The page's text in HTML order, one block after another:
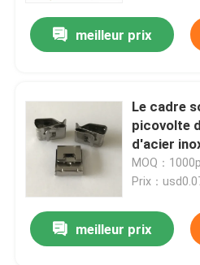
meilleur prix
Le cadre
picovolte
d'acier
corrosion
MOQ：
Prix：
meilleur prix